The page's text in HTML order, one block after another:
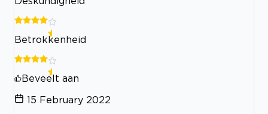
Betrokkenheid
Beveelt aan
15 February 2022